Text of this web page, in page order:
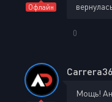
Офлайн
0
Мощь!